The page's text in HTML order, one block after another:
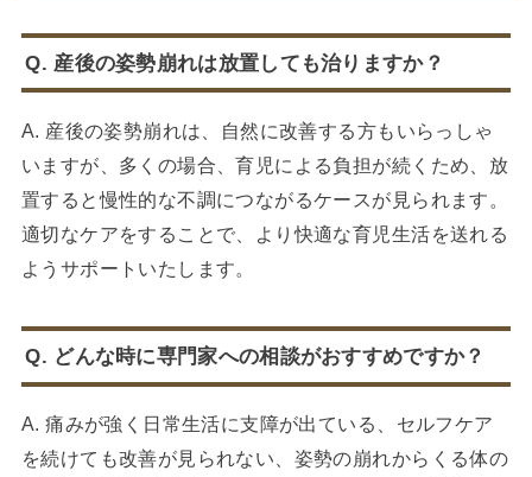
Q. 産後の姿勢崩れは放置しても治りますか？
A. 産後の姿勢崩れは、自然に改善する方もいらっしゃ
いますが、多くの場合、育児による負担が続くため、放
置すると慢性的な不調につながるケースが見られます。
適切なケアをすることで、より快適な育児生活を送れる
ようサポートいたします。
Q. どんな時に専門家への相談がおすすめですか？
A. 痛みが強く日常生活に支障が出ている、セルフケア
を続けても改善が見られない、姿勢の崩れからくる体の